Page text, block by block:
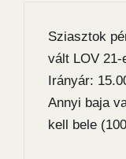
Sziasztok
vált LOV
Irányár:
Annyi baja
kell bele